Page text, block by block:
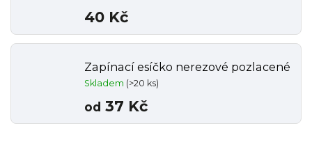
40 Kč
Zapínací esíčko nerezové pozlacené
Skladem (>20 ks)
od 37 Kč